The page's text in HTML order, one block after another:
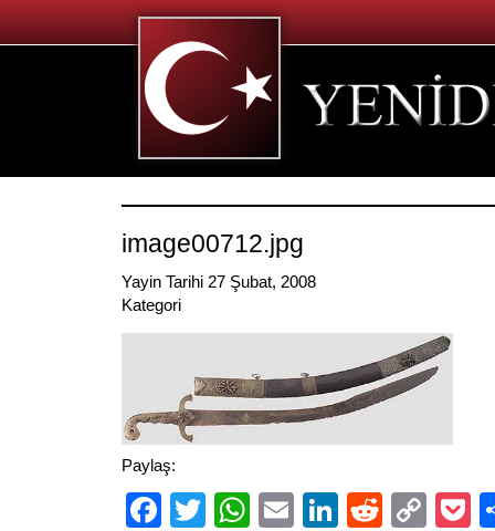
image00712.jpg
Yayin Tarihi 27 Şubat, 2008
Kategori
Paylaş:
Facebook
TwitterWhatsApp
EmailLinkedIn
Reddit